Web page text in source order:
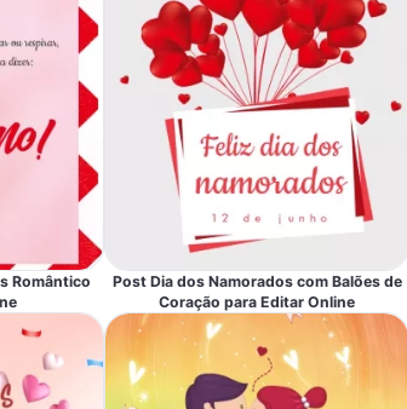
Romântico
Post Dia dos Namorados com Balões de
Coração para Editar Online